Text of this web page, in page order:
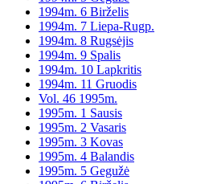
1994m. 6 Birželis
1994m. 7 Liepa-Rugp.
1994m. 8 Rugsėjis
1994m. 9 Spalis
1994m. 10 Lapkritis
1994m. 11 Gruodis
Vol. 46 1995m.
1995m. 1 Sausis
1995m. 2 Vasaris
1995m. 3 Kovas
1995m. 4 Balandis
1995m. 5 Gegužė